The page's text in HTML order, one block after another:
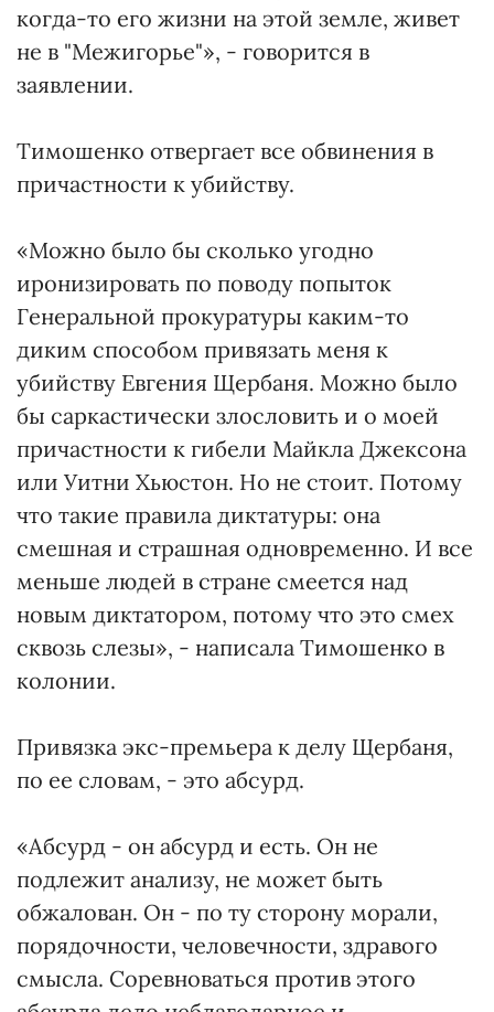
когда-то его жизни на этой земле, живет
не в "Межигорье"», - говорится в
заявлении.
Тимошенко отвергает все обвинения в
причастности к убийству.
«Можно было бы сколько угодно
иронизировать по поводу попыток
Генеральной прокуратуры каким-то
диким способом привязать меня к
убийству Евгения Щербаня. Можно было
бы саркастически злословить и о моей
причастности к гибели Майкла Джексона
или Уитни Хьюстон. Но не стоит. Потому
что такие правила диктатуры: она
смешная и страшная одновременно. И все
меньше людей в стране смеется над
новым диктатором, потому что это смех
сквозь слезы», - написала Тимошенко в
колонии.
Привязка экс-премьера к делу Щербаня,
по ее словам, - это абсурд.
«Абсурд - он абсурд и есть. Он не
подлежит анализу, не может быть
обжалован. Он - по ту сторону морали,
порядочности, человечности, здравого
смысла. Соревноваться против этого